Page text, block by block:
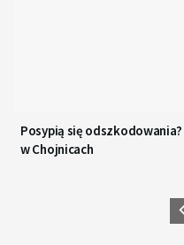
Posypią się
w Chojnicach